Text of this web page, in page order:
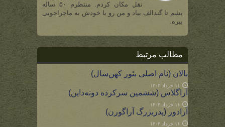
نقل مکان کردم. منتظرم ۵۰ ساله
بشم تا گندالف بیاد و من رو با خودش به ماجراجویی
ببره.
مطالب مرتبط
بالان (نام اصلی بئور کهن‌سال)
۱۱ خرداد ۱۴۰۳
آراگلاس (ششمین سرکرده دونه‌داین)
۱۱ خرداد ۱۴۰۳
آرادور (پدربزرگ آراگورن)
۱۱ خرداد ۱۴۰۳